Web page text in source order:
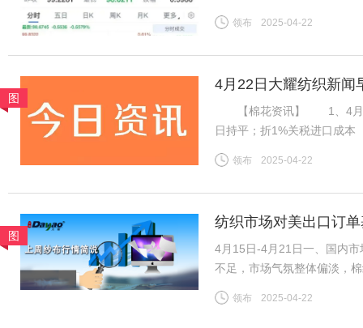
2022年4月以来首次。截至
领布 2025-04-22
图
4月22日大耀纺织新闻
【棉花资讯】 1、4月21
日持平；折1%关税进口成本
棉山东到厂价3128B级14
领布 2025-04-22
图
纺织市场对美出口订
4月15日-4月21日一、国内
不足，市场气氛整体偏淡，
续，中小厂订单压力增加。
领布 2025-04-22